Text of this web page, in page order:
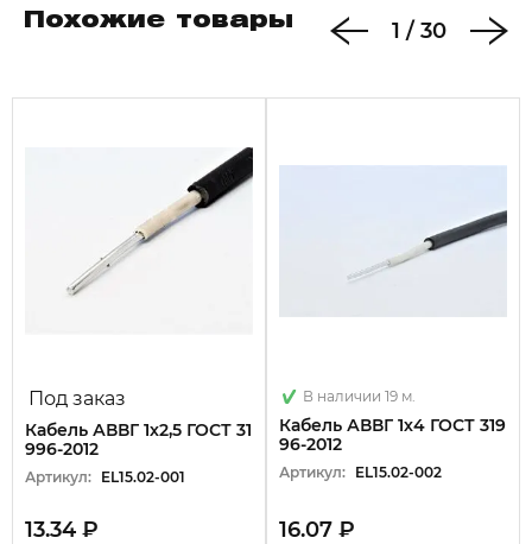
Похожие товары 1 / 30
Под заказ
Кабель АВВГ 1х2,5 ГОСТ 31
996-2012
Артикул: EL15.02-001
13.34 ₽
В наличии 19 м.
Кабель АВВГ 1х4 ГОСТ 319
96-2012
Артикул: EL15.02-002
16.07 ₽